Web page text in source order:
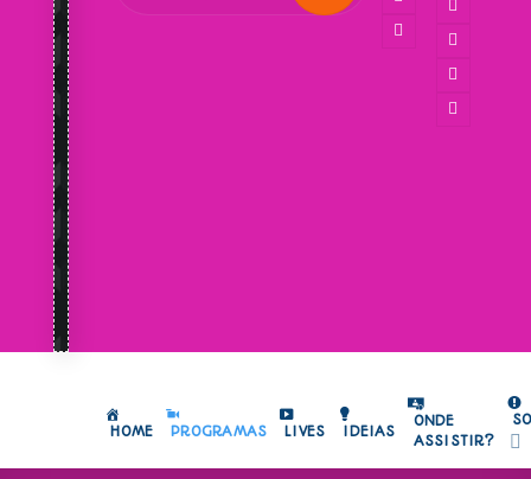
HOME PROGRAMAS LIVES IDEIAS
ONDE
ASSISTIR?